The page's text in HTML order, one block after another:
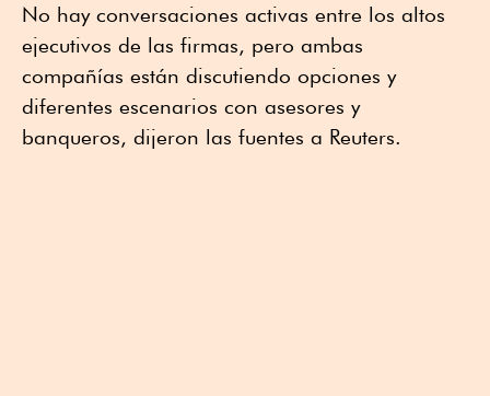
No hay conversaciones activas entre los altos
ejecutivos de las firmas, pero ambas
compañías están discutiendo opciones y
diferentes escenarios con asesores y
banqueros, dijeron las fuentes a Reuters.